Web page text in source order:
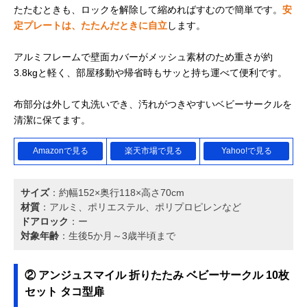
たたむときも、ロックを解除して縮めればすむので簡単です。 安
定プレートは、たたんだときに自立します。
アルミフレームで壁面カバーがメッシュ素材のため重さが約
3.8kgと軽く、部屋移動や帰省時もサッと持ち運べて便利です。
布部分は外して丸洗いでき、汚れがつきやすいベビーサークルを
清潔に保てます。
Amazonで見る 楽天市場で見る Yahoo!で見る
サイズ：約幅152×奥行118×高さ70cm
材質 ：アルミ、ポリエステル、ポリプロピレンなど
ドアロック ：ー
対象年齢 ：生後5か月～3歳半頃まで
② アンジュスマイル 折りたたみ ベビーサークル 10枚
セット タコ型扉